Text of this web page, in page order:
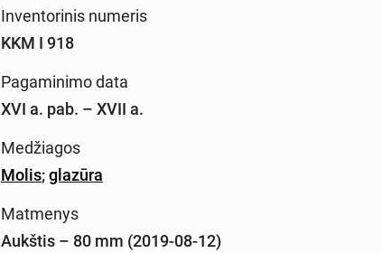
Inventorinis numeris
KKM I 918
Pagaminimo data
XVI a. pab. – XVII a.
Medžiagos
Molis;glazūra
Matmenys
Aukštis – 80 mm (2019-08-12)